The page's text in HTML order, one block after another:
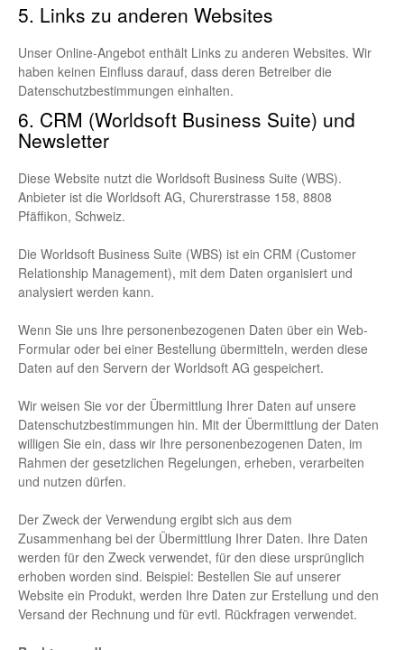
5. Links zu anderen Websites
Unser Online-Angebot enthält Links zu anderen Websites. Wir
haben keinen Einfluss darauf, dass deren Betreiber die
Datenschutzbestimmungen einhalten.
6. CRM (Worldsoft Business Suite) und
Newsletter
Diese Website nutzt die Worldsoft Business Suite (WBS).
Anbieter ist die Worldsoft AG, Churerstrasse 158, 8808
Pfäffikon, Schweiz.
Die Worldsoft Business Suite (WBS) ist ein CRM (Customer
Relationship Management), mit dem Daten organisiert und
analysiert werden kann.
Wenn Sie uns Ihre personenbezogenen Daten über ein Web-
Formular oder bei einer Bestellung übermitteln, werden diese
Daten auf den Servern der Worldsoft AG gespeichert.
Wir weisen Sie vor der Übermittlung Ihrer Daten auf unsere
Datenschutzbestimmungen hin. Mit der Übermittlung der Daten
willigen Sie ein, dass wir Ihre personenbezogenen Daten, im
Rahmen der gesetzlichen Regelungen, erheben, verarbeiten
und nutzen dürfen.
Der Zweck der Verwendung ergibt sich aus dem
Zusammenhang bei der Übermittlung Ihrer Daten. Ihre Daten
werden für den Zweck verwendet, für den diese ursprünglich
erhoben worden sind. Beispiel: Bestellen Sie auf unserer
Website ein Produkt, werden Ihre Daten zur Erstellung und den
Versand der Rechnung und für evtl. Rückfragen verwendet.